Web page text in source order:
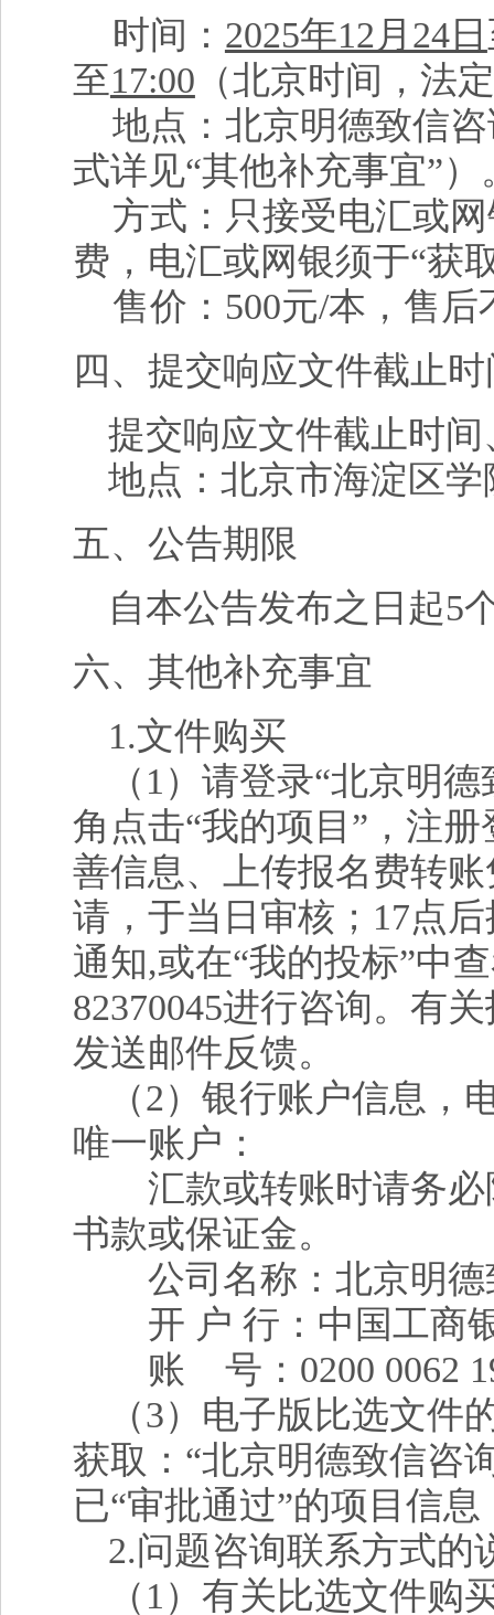
时间： 2025年12月24日
至17:00 （北京时间，法
地点：北京明德致信
式详见“其他补充事宜”）
方式：只接受电汇或
费，电汇或网银须于“获
售价：500元/本，售后
四、提交响应文件截止
提交响应文件截止时
地点： 北京市海淀区学
五、公告期限
自本公告发布之日起5
六、其他补充事宜
1.文件购买
（1）请登录“北京明
角点击“我的项目”，注
善信息、上传报名费转
请，于当日审核；17点
通知,或在“我的投标”中
82370045进行咨询。有
发送邮件反馈。
（2）银行账户信息
唯一账户：
汇款或转账时请务必
书款或保证金。
公司名称：北京明德
开 户 行：中国工商
账 号：0200 0062
（3）电子版比选文
获取：“北京明德致信咨
已“审批通过”的项目信
2.问题咨询联系方式的
（1）有关比选文件